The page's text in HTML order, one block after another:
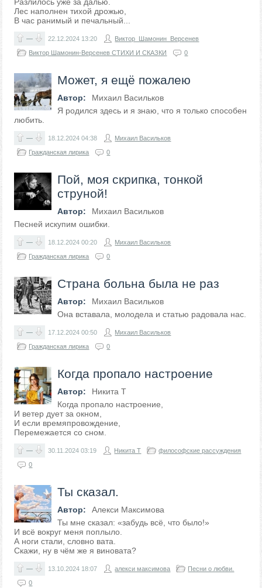
Лес наполнен тихой дрожью,
В час ранимый и печальный...
— 22.12.2024 13:20
Виктор_Шамонин_Версенев
Виктор Шамонин-Версенев СТИХИ И СКАЗКИ
0
Может, я ещё пожалею
Автор:
Михаил Васильков
Я родился здесь и я знаю, что я только способен
любить.
— 18.12.202404:38
Михаил Васильков
Гражданская лирика
0
Пой, моя скрипка, тонкой
струной!
Автор:
Михаил Васильков
Песней искупим ошибки.
— 18.12.202400:20
Михаил Васильков
Гражданская лирика
0
Страна больна была не раз
Автор:
Михаил Васильков
Она вставала, молодела и статью радовала нас.
— 17.12.202400:50
Михаил Васильков
Гражданская лирика
0
Когда пропало настроение
Автор:
Никита Т
Когда пропало настроение,
И ветер дует за окном,
И если времяпровождение,
Перемежается со сном.
— 30.11.202403:19 Никита Т
философские рассуждения
0
Ты сказал.
Автор:
Алекси Максимова
Ты мне сказал: «забудь всё, что было!»
И всё вокруг меня поплыло.
А ноги стали, словно вата.
Скажи, ну в чём же я виновата?
— 13.10.2024 18:07 алекси максимова
Песни о любви.
0